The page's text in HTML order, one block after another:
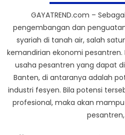
GAYATREND.com –
pengembangan dan
syariah di tanah air, salah
kemandirian ekonomi
usaha pesantren yang dapat
Banten, di antaranya adalah
industri fesyen. Bila potensi
profesional, maka akan